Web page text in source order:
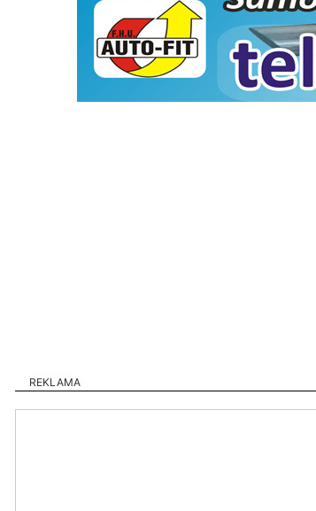
REKLAMA